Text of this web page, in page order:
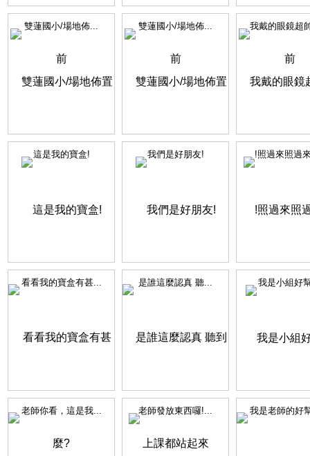
雙蓮國小/場地佈... 雙蓮國小/場地佈... 我戴的眼鏡超
這是我的寶盒! 我們是好朋友! !照過來照過
看看我的寶盒有甚... 是誰這麼認真 聽... 我是小組好
老師你看，這是我... 老師發放東西囉!... 我是老師的好